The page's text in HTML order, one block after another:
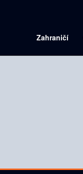
Zahraničí